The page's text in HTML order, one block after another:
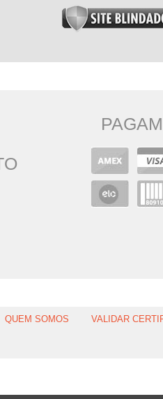
QUEM SOMOS VALIDAR